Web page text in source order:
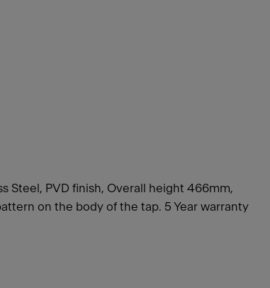
Steel, PVD finish, Overall height 466mm,
on the body of the tap. 5 Year warranty